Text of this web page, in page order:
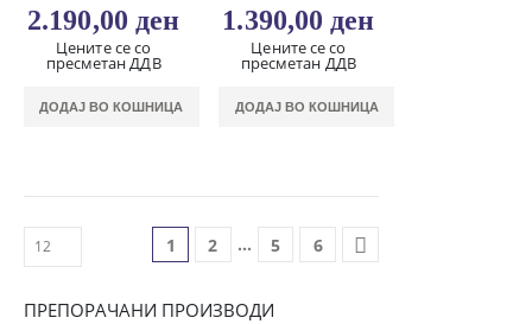
2.190,00 ден
Цените се со
пресметан ДДВ
ДОДАЈ ВО КОШНИЦА
1.390,00 ден
Цените се со
пресметан ДДВ
ДОДАЈ ВО КОШНИЦА
1 2 … 5 6
ПРЕПОРАЧАНИ ПРОИЗВОДИ